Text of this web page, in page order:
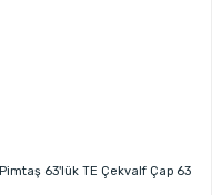
Pimtaş 63'lük TE Çekvalf Çap 63